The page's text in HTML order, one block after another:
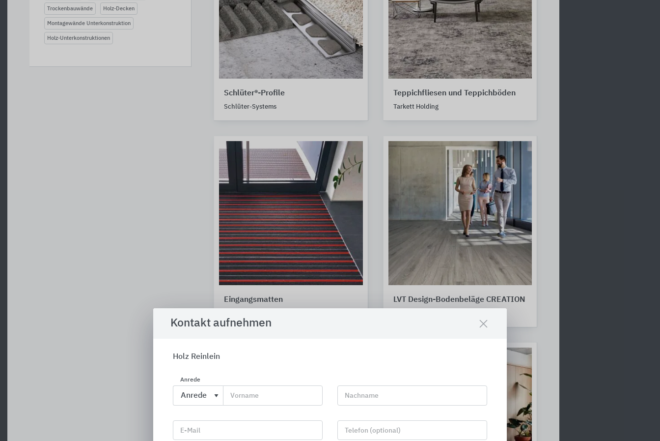
Trockenbauwände Holz-Decken
Montagewände Unterkonstruktion
Holz-Unterkonstruktionen
Schlüter®-Profile
Schlüter-Systems
Teppichfliesen und Teppichböden
Tarkett Holding
Eingangsmatten LVT Design-Bodenbeläge CREATION
Kontakt aufnehmen
Holz Reinlein
Anrede
Vorname Nachname
E-Mail Telefon (optional)